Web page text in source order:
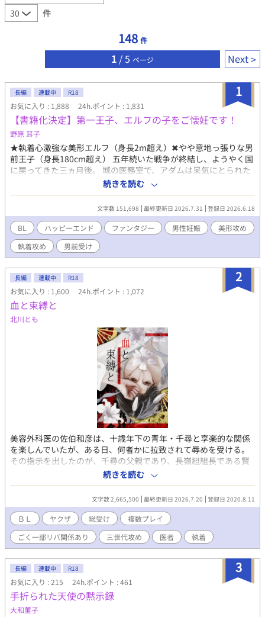
件
148 件
1 / 5 ページ Next
1
長編 連載中 R18
お気に入り : 1,888 24h.ポイント : 1,831
【書籍化決定】第一王子、エルフの子をご懐妊です！
野原 耳子
★執着心激強な美形エルフ（身長2m超え）✖やや意地っ張りな男
前王子（身長180cm超え） 五年続いた戦争が終結し、ようやく国
に戻ってきた三ヵ月後。 城の医務室で、アダムは呆気にとられた
声をあげていた。 「殿下、ご懐妊です」 「なんて？」 医者に「エ
ルフなら他種族の男性でも妊娠させることができる。何か心当た
りはないか？」と聞かれ、 アダムは、エルフ軍指揮官のイヴァン
と一夜の関係を持ったことを思い出す。 しかも、子を無事に産む
ためには、エルフの精液を注ぎ続ける必要があると言われ、 アダ
ムは仕方なくエルフの国へと向かうことになる。 再会したイヴァ
ンは、まるで伴侶のようにアダムを愛で始める。 子供を産んだら
さっさと国に戻るつもりだったのに、次第にアダムもイヴァンか
ら与えられる想いに心が揺らいでいき―― ★皆様の応援のおかげ
で【紙書籍&電子書籍化】が決定しました…！ 読んでくださった
皆様、心からありがとうございます…！ 出版レーベルさんや発売
日などは詳細が決まり次第、作者のXでご報告いたしますね。 引
き続き頑張っていきますので、どうかラストまで読んでいただけ
続きを読む
文字数 151,698 最終更新日 2026.7.31 登録日 2026.6.18
BL ハッピーエンド ファンタジー 男性妊娠
美形攻め
執着攻め
男前受け
2
長編 連載中 R18
お気に入り : 1,600 24h.ポイント : 1,072
血と束縛と
北川とも
美容外科医の佐伯和彦は、十歳年下の青年・千尋と享楽的な関係
を楽しんでいたが、ある日、何者かに拉致されて辱めを受ける。
その指示を出したのが、千尋の父親であり、長嶺組組長である賢
吾だった。 このことをきっかけに、裏の世界へと引きずり込まれ
た和彦は、長嶺父子の〈オンナ〉として扱われながらも、さまざ
まな男たちと出会うことで淫奔な性質をあらわにし、次々と関係
を持っていく――。 番外編はこちら
→https://www.alphapolis.co.jp/novel/498803385/499415339
賢吾視点の番外編「眠らない蛇」、Kindleにて配信中。 表紙イラ
スト：606D様
続きを読む
文字数 2,665,500 最終更新日 2026.7.20 登録日 2020.8.11
ＢＬ ヤクザ 総受け
複数プレイ
ごく一部リバ関係あり
三世代攻め 医者 執着
3
長編 連載中 R18
お気に入り : 215 24h.ポイント : 461
手折られた天使の黙示録
大和菫子